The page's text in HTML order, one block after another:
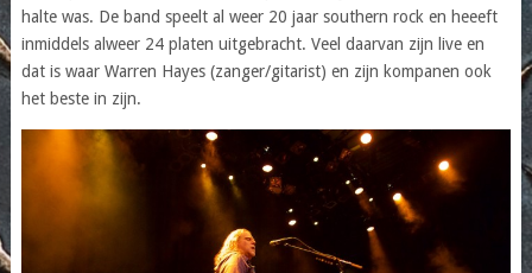
halte was. De band speelt al weer 20 jaar southern rock en heeeft
inmiddels alweer 24 platen uitgebracht. Veel daarvan zijn live en
dat is waar Warren Hayes (zanger/gitarist) en zijn kompanen ook
het beste in zijn.